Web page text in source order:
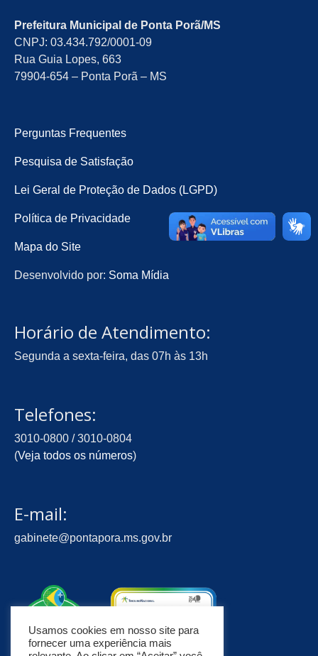
Prefeitura Municipal de Ponta Porã/MS
CNPJ: 03.434.792/0001-09
Rua Guia Lopes, 663
79904-654 – Ponta Porã – MS
Perguntas Frequentes
Pesquisa de Satisfação
Lei Geral de Proteção de Dados (LGPD)
Política de Privacidade
Mapa do Site
Desenvolvido por: Soma Mídia
Horário de Atendimento:
Segunda a sexta-feira, das 07h às 13h
Telefones:
3010-0800 / 3010-0804
(Veja todos os números)
E-mail:
gabinete@pontapora.ms.gov.br
Usamos cookies em nosso site para
fornecer uma experiência mais